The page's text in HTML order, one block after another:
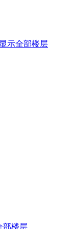
显示全部楼层
部楼层